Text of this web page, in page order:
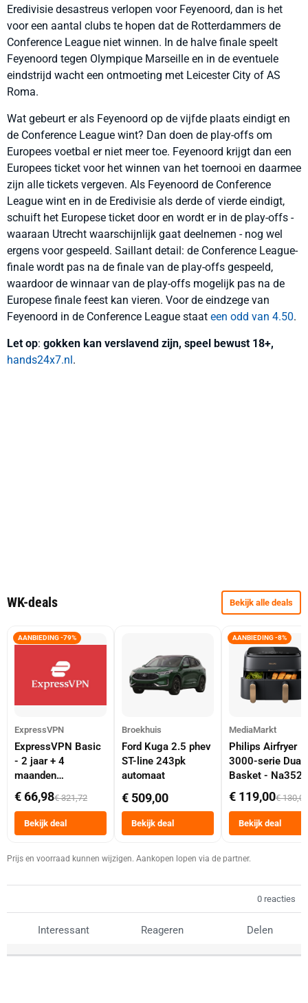
Eredivisie desastreus verlopen voor Feyenoord, dan is het
voor een aantal clubs te hopen dat de Rotterdammers de
Conference League niet winnen. In de halve finale speelt
Feyenoord tegen Olympique Marseille en in de eventuele
eindstrijd wacht een ontmoeting met Leicester City of AS
Roma.
Wat gebeurt er als Feyenoord op de vijfde plaats eindigt en
de Conference League wint? Dan doen de play-offs om
Europees voetbal er niet meer toe. Feyenoord krijgt dan een
Europees ticket voor het winnen van het toernooi en daarmee
zijn alle tickets vergeven. Als Feyenoord de Conference
League wint en in de Eredivisie als derde of vierde eindigt,
schuift het Europese ticket door en wordt er in de play-offs -
waaraan Utrecht waarschijnlijk gaat deelnemen - nog wel
ergens voor gespeeld. Saillant detail: de Conference League-
finale wordt pas na de finale van de play-offs gespeeld,
waardoor de winnaar van de play-offs mogelijk pas na de
Europese finale feest kan vieren. Voor de eindzege van
Feyenoord in de Conference League staat een odd van 4.50.
Let op: gokken kan verslavend zijn, speel bewust 18+,
hands24x7.nl.
WK-deals Bekijk alle deals
AANBIEDING -79%
ExpressVPN
ExpressVPN Basic
- 2 jaar + 4
maanden
abonnement
€ 66,98€ 321,72
Bekijk deal
Broekhuis
Ford Kuga 2.5 phev
ST-line 243pk
automaat
€ 509,00
Bekijk deal
AANBIEDING -8%
MediaMarkt
Philips Airfryer
3000-serie Dual
Basket -
Dubbele Mand 9
Tot 6 Personen
Heteluchtfriteuse
Zwart
€ 119,00€ 130,00
Bekijk deal
Prijs en voorraad kunnen wijzigen. Aankopen lopen via de partner.
0 reacties
Interessant Reageren Delen